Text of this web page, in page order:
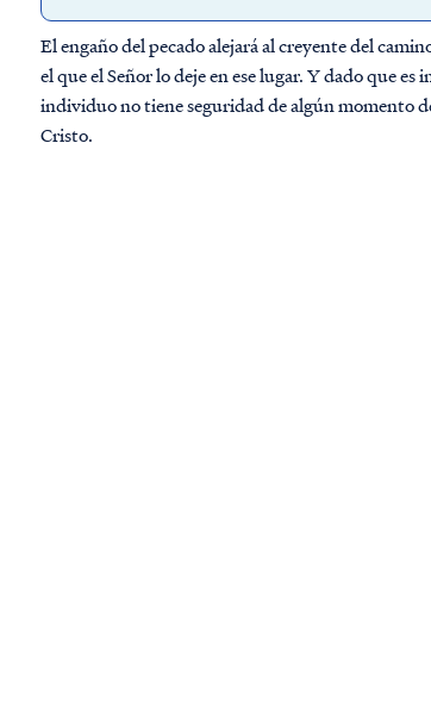
El engaño del pecado alejará al creyente del
el que el Señor lo deje en ese lugar. Y dado que
individuo no tiene seguridad de algún momento
Cristo.